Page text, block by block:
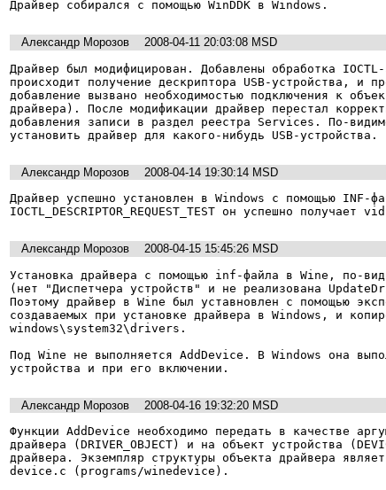
Александр Морозов
2008-04-11 20:03:08 MSD
Драйвер был модифицирован. Добавлены обработка
происходит получение дескриптора USB-устройства, и
добавление вызвано необходимостью подключения к
драйвера). После модификации драйвер перестал
добавления записи в раздел реестра Services. По-
установить драйвер для какого-нибудь USB-устройства.
Александр Морозов
2008-04-14 19:30:14 MSD
Драйвер успешно установлен в Windows с помощью INF-
Александр Морозов
2008-04-15 15:45:26 MSD
Установка драйвера с помощью inf-файла в Wine, по-
(нет "Диспетчера устройств" и не реализована
Поэтому драйвер в Wine был уставновлен с помощью
создаваемых при установке драйвера в Windows, и
windows\system32\drivers.
Под Wine не выполняется AddDevice. В Windows она
устройства и при его включении.
Александр Морозов
2008-04-16 19:32:20 MSD
Функции AddDevice необходимо передать в качестве
драйвера (DRIVER_OBJECT) и на объект устройства
драйвера. Экземпляр структуры объекта драйвера
device.c (programs/winedevice).